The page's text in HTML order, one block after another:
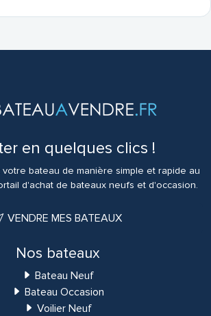
en quelques clics !
bateau de manière simple et rapide au
d'achat de bateaux neufs et d'occasion.
VENDRE MES BATEAUX
Nos bateaux
Bateau Neuf
Bateau Occasion
Voilier Neuf